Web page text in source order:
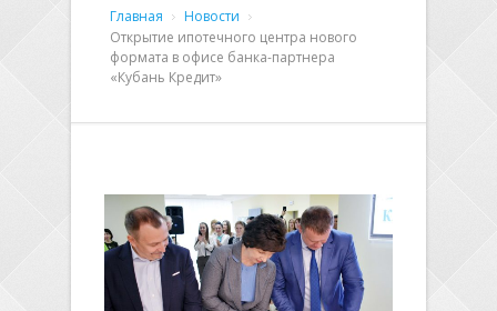
Главная
Новости
Открытие ипотечного центра нового
формата в офисе банка-партнера
«Кубань Кредит»